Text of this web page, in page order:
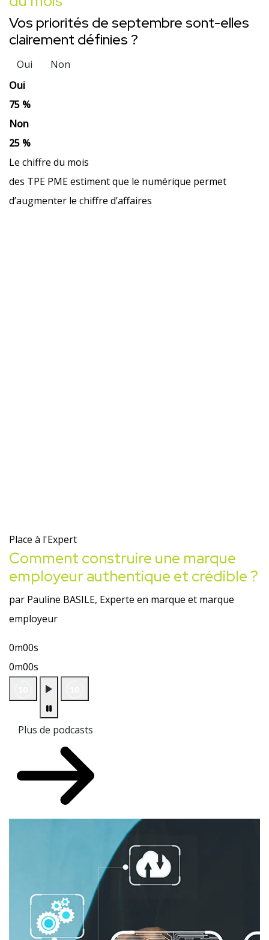
Vos priorités de septembre sont-elles
clairement définies ?
Oui
Non
Oui
75 %
Non
25 %
Le chiffre du mois
des TPE PME estiment que le numérique permet
d’augmenter le chiffre d’affaires
Place à l'Expert
Comment construire une marque
employeur authentique et crédible ?
par Pauline BASILE, Experte en marque et marque
employeur
0m00s
0m00s
Plus de podcasts